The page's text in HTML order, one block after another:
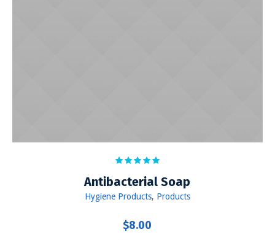
Antibacterial Soap
Hygiene Products, Products
$8.00